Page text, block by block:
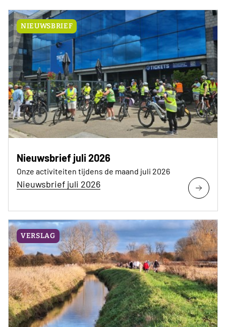
NIEUWSBRIEF
Nieuwsbrief juli 2026
Onze activiteiten tijdens de maand juli 2026
Nieuwsbrief juli 2026
VERSLAG